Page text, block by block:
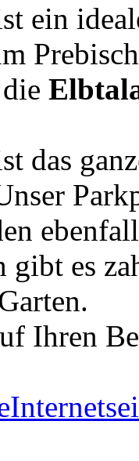
ein
das
gibt es
Ihren